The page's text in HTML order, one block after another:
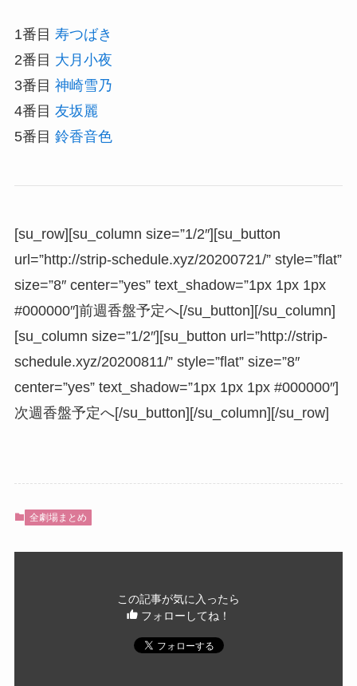
1番目 寿つばき
2番目 大月小夜
3番目 神崎雪乃
4番目 友坂麗
5番目 鈴香音色
[su_row][su_column size=”1/2″][su_button
url=”http://strip-schedule.xyz/20200721/” style=”flat”
size=”8″ center=”yes” text_shadow=”1px 1px 1px
#000000″]前週香盤予定へ[/su_button][/su_column]
[su_column size=”1/2″][su_button url=”http://strip-
schedule.xyz/20200811/” style=”flat” size=”8″
center=”yes” text_shadow=”1px 1px 1px #000000″]
次週香盤予定へ[/su_button][/su_column][/su_row]
全劇場まとめ
この記事が気に入ったら
フォローしてね！